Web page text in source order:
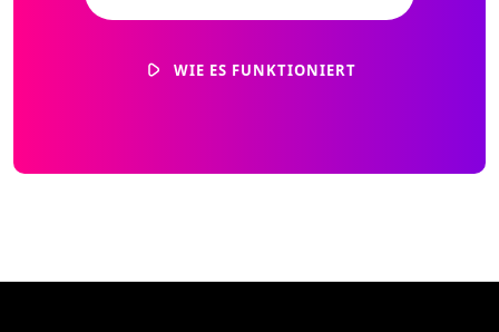
WIE ES FUNKTIONIERT